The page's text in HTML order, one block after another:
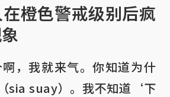
橙色警戒级别后疯
，我就来气。你知道为什
sia suay）。我不知道‘下